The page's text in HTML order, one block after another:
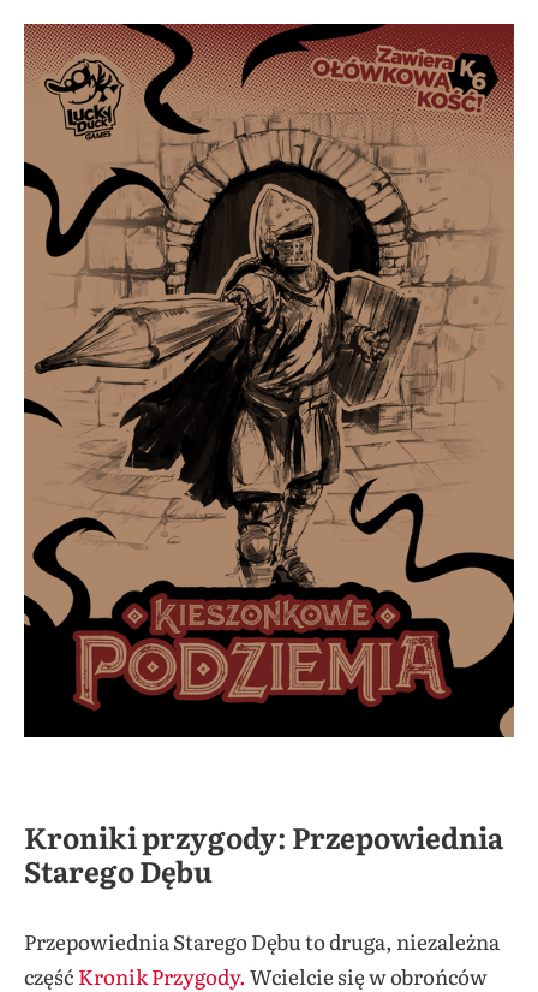
Kroniki przygody: Przepowiednia
Starego Dębu
Przepowiednia Starego Dębu to druga, niezależna
część Kronik Przygody. Wcielcie się w obrońców